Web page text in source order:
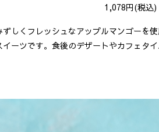
1,078円(税込)
ずしくフレッシュなアップルマンゴーを
イーツです。食後のデザートやカフェタイ